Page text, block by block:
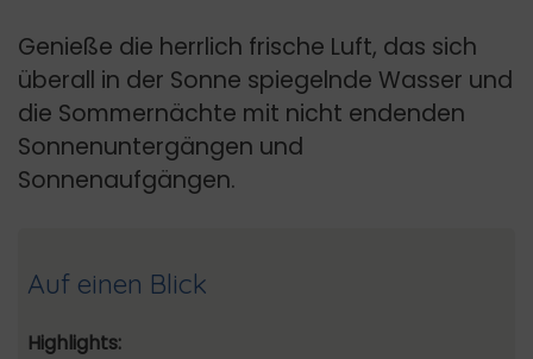
Genieße die herrlich frische Luft, das sich
überall in der Sonne spiegelnde Wasser und
die Sommernächte mit nicht endenden
Sonnenuntergängen und
Sonnenaufgängen.
Auf einen Blick
Highlights: